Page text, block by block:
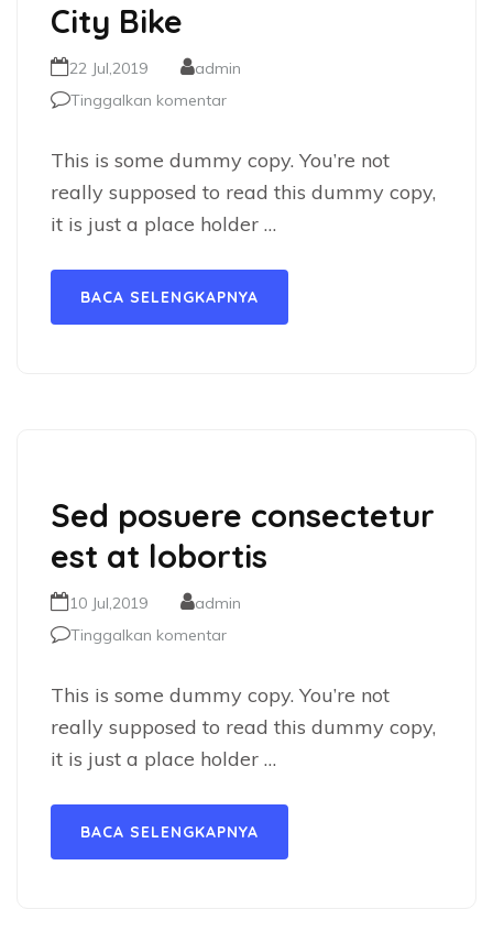
City Bike
22 Jul,2019
admin
Tinggalkan komentar
This is some dummy copy. You’re not
really supposed to read this dummy copy,
it is just a place holder …
BACA SELENGKAPNYA
Sed posuere consectetur
est at lobortis
10 Jul,2019
admin
Tinggalkan komentar
This is some dummy copy. You’re not
really supposed to read this dummy copy,
it is just a place holder …
BACA SELENGKAPNYA